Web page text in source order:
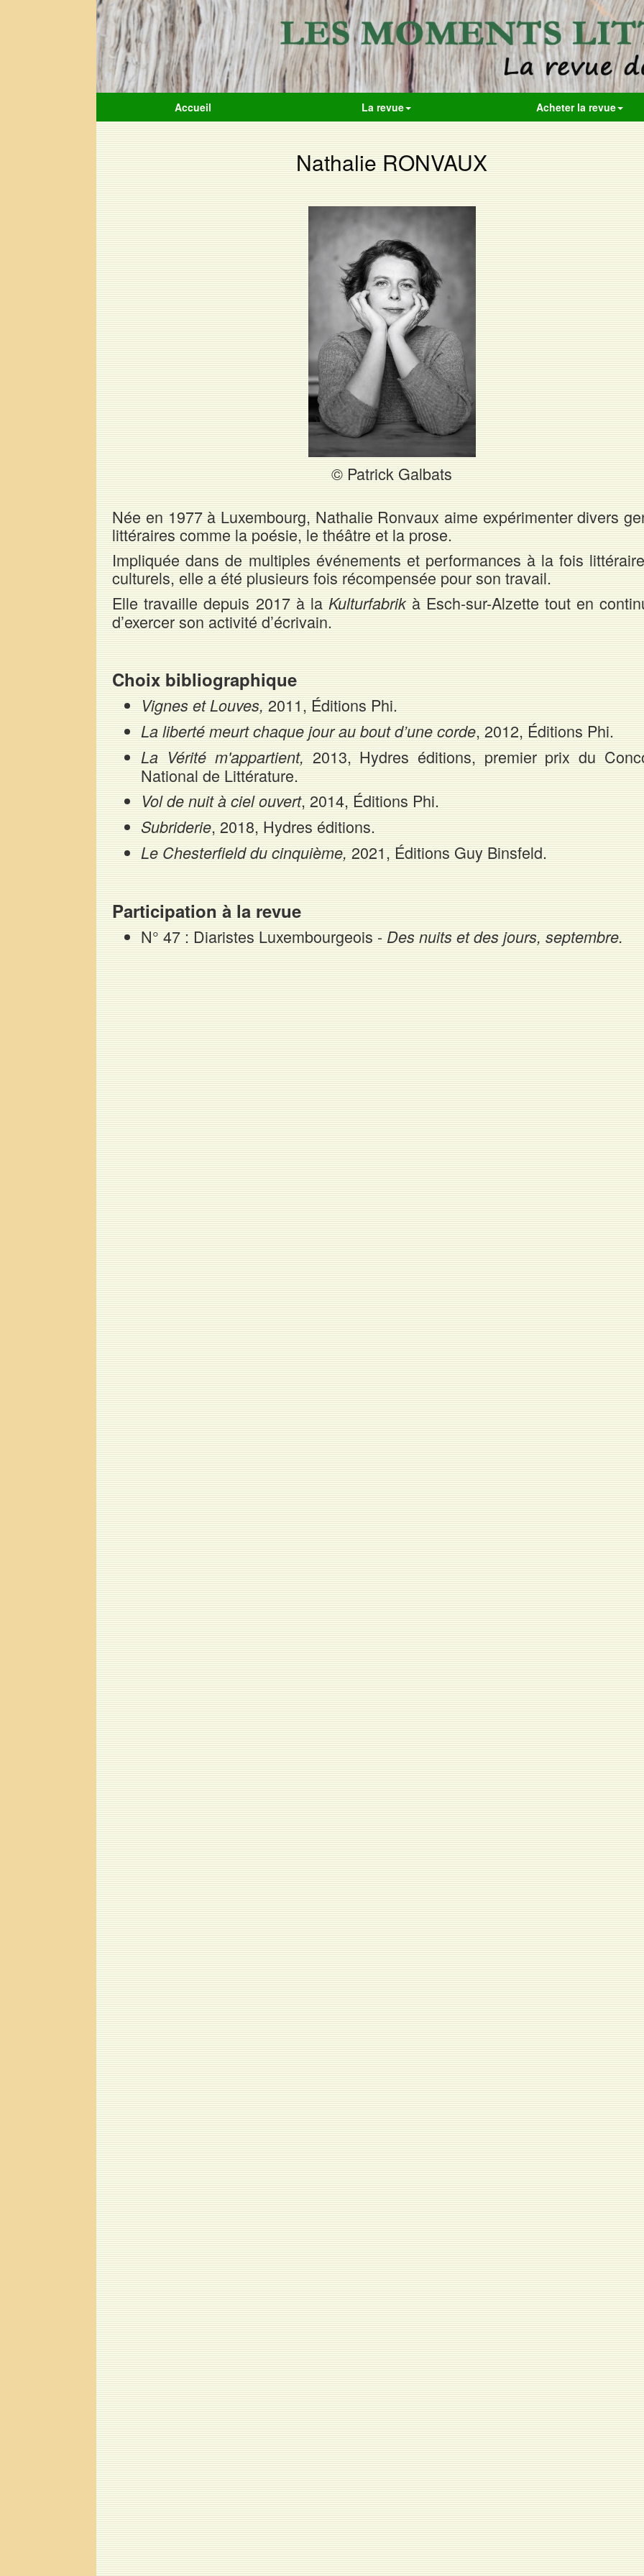
Accueil La revue Acheter la revue
Nathalie RONVAUX
© Patrick Galbats
Née en 1977 à Luxembourg, Nathalie Ronvaux aime expérimenter divers
littéraires comme la poésie, le théâtre et la prose.
Impliquée dans de multiples événements et performances à la fois
culturels, elle a été plusieurs fois récompensée pour son travail.
Elle travaille depuis 2017 à la Kulturfabrikà Esch-sur-Alzette tout en
d’exercer son activité d’écrivain.
Choix bibliographique
Vignes et Louves, 2011, Éditions Phi.
La liberté meurt chaque jour au bout d’une corde, 2012, Éditions Phi.
La Vérité m'appartient, 2013, Hydres éditions, premier prix du
National de Littérature.
Vol de nuit à ciel ouvert, 2014, Éditions Phi.
Subriderie, 2018, Hydres éditions.
Le Chesterfield du cinquième,2021, Éditions Guy Binsfeld.
Participation à la revue
N° 47 : Diaristes Luxembourgeois - Des nuits et des jours, septembre.